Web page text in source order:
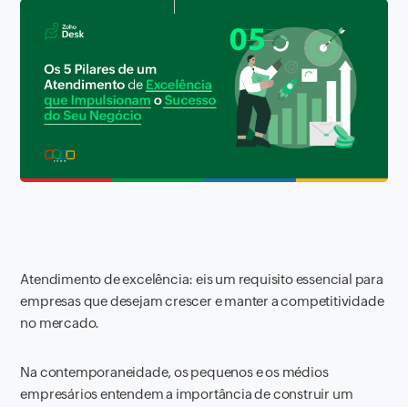
Atendimento de excelência: eis um requisito essencial para
empresas que desejam crescer e manter a competitividade
no mercado.
Na contemporaneidade, os pequenos e os médios
empresários entendem a importância de construir um